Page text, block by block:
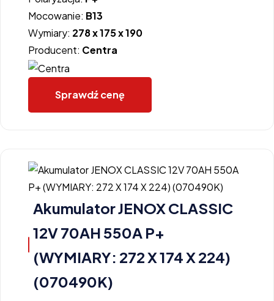
Mocowanie: B13
Wymiary: 278 x 175 x 190
Producent: Centra
Sprawdź cenę
Akumulator JENOX CLASSIC
12V 70AH 550A P+
(WYMIARY: 272 X 174 X 224)
(070490K)